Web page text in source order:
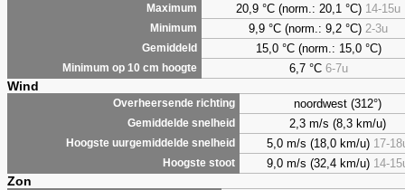
Maximum 20,9 °C (norm.: 20,1 °C) 14-15u
Minimum 9,9 °C (norm.: 9,2 °C) 2-3u
Gemiddeld 15,0 °C (norm.: 15,0 °C)
Minimum op 10 cm hoogte 6,7°C 6-7u
Wind
Overheersende richting noordwest (312°)
Gemiddelde snelheid 2,3 m/s (8,3 km/u)
Hoogste uurgemiddelde snelheid 5,0 m/s (18,0 km/u) 17-
Hoogste stoot 9,0 m/s (32,4 km/u) 14-
Zon